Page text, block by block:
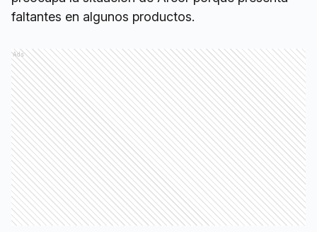
faltantes en algunos productos.
Ads